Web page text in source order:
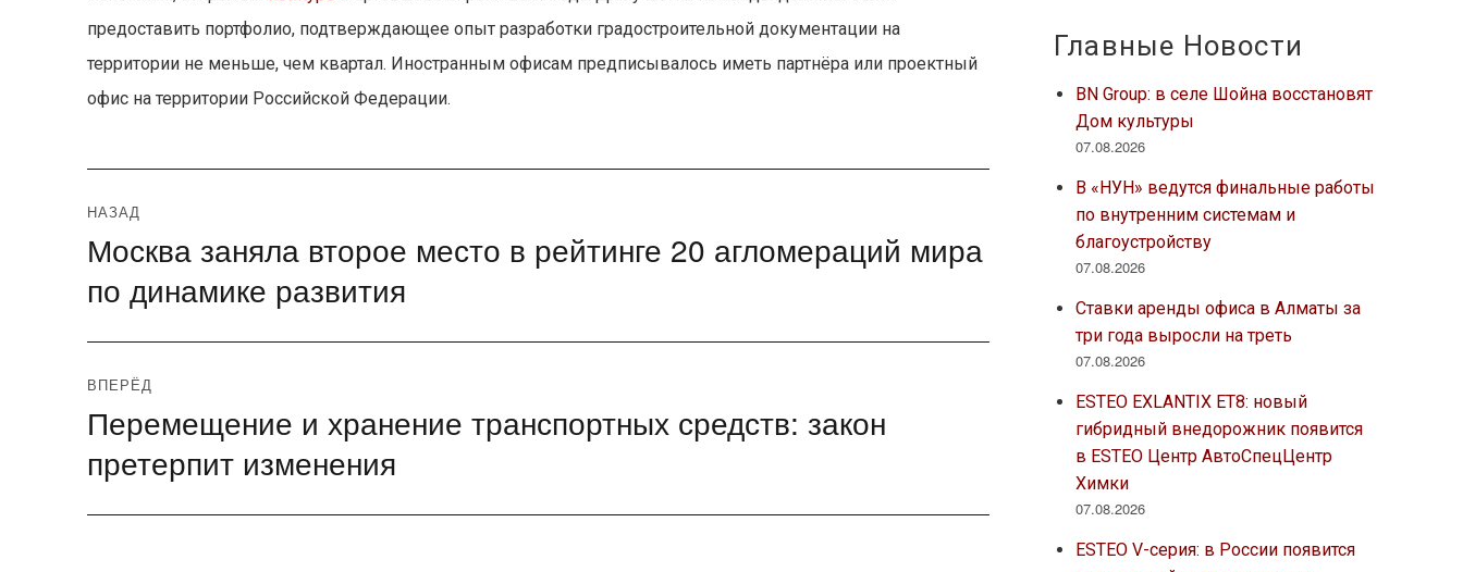
предоставить портфолио, подтверждающее опыт разработки градостроительной документации на
территории не меньше, чем квартал. Иностранным офисам предписывалось иметь партнёра или проектный
офис на территории Российской Федерации.
Навигация
по
записям
НАЗАД
Предыдущая
Москва заняла второе место в рейтинге 20 агломераций мира
по динамике развития
ВПЕРЁД
Следующая
запись:
Перемещение и хранение транспортных средств: закон
претерпит изменения
Главные Новости
BN Group: в селе Шойна восстановят
Дом культуры
07.08.2026
В «НУН» ведутся финальные работы
по внутренним системам и
благоустройству
07.08.2026
Ставки аренды офиса в Алматы за
три года выросли на треть
07.08.2026
ESTEO EXLANTIX ET8: новый
гибридный внедорожник появится
в ESTEO Центр АвтоСпецЦентр
Химки
07.08.2026
ESTEO V-серия: в России появится